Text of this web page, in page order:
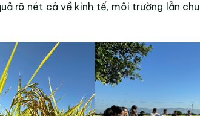
rõ nét cả về kinh tế, môi trường lẫn